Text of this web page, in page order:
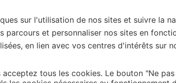
sur l'utilisation de nos sites et suivre la
parcours et personnaliser nos sites en
en lien avec vos centres d'intérêts sur
tous les cookies. Le bouton "Ne
activité?
AU CAROUX EN HAUT